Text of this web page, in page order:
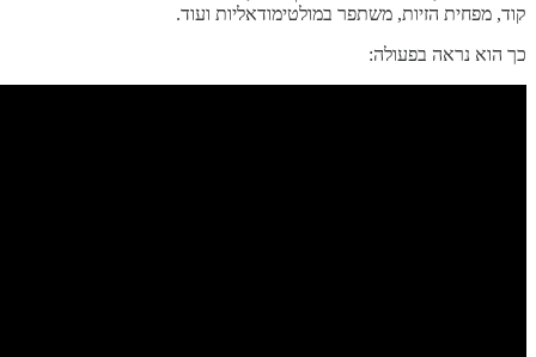
קוד, מפחית הזיות, משתפר במולטימודאליות ועוד.
כך הוא נראה בפעולה: